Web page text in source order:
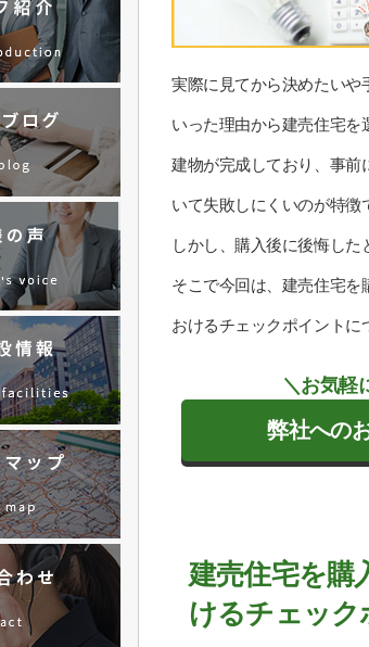
実際に見てから決めたいや
いった理由から建売住宅を
建物が完成しており、事前
いて失敗しにくいのが特徴
しかし、購入後に後悔した
そこで今回は、建売住宅を
おけるチェックポイントに
＼お気軽
弊社への
建売住宅を購
けるチェック